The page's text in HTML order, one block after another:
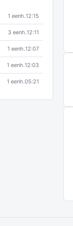
1 eenh.12:15
3 eenh.12:11
1 eenh.12:07
1 eenh.12:03
1 eenh.05:21